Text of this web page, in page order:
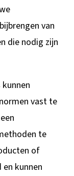
van
die nodig zijn
vast te
te
of
kunnen